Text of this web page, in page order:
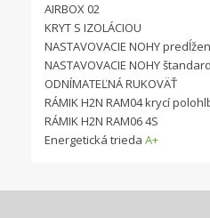
AIRBOX 02
KRYT S IZOLÁCIOU
NASTAVOVACIE NOHY
NASTAVOVACIE NOHY
ODNÍMATEĽNÁ RUKOVÄŤ
RÁMIK H2N RAM04 krycí
RÁMIK H2N RAM06 4S
Energetická trieda A+